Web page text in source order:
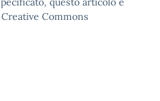
Commons